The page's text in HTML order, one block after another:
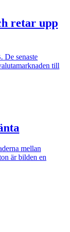
retar upp
De senaste
till
mellan
är bilden en